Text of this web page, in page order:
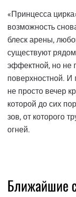
«Принцесса
возможность
блеск арены,
существуют
эффектной, но не
поверхностной. И
не просто вечер
которой до сих
зов, от которого
огней.
Ближайшие